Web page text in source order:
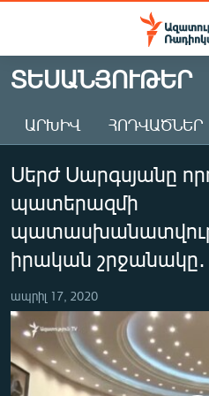
Մատչելիության
Անցնել
հիմնական
Անցնել
հիմնական
մենյուին
ԱԶԱՏՈՒԹՅՈՒՆ TV
ՀԱՅԱՍՏԱՆ
ԸՆՏՐՈՒԹՅՈՒՆՆԵՐ 2026
ԻՐԱՎՈՒՆՔ
ՀԱՍԱՐԱԿՈՒԹՅՈՒՆ
ՂԱՐԱԲԱՂ
ՊԱՏԵՐԱԶՄԻ 6 ՇԱԲԱԹՆԵՐԸ
ՏԱՐԱԾԱՇՐՋԱՆ
ՏԵՍԱՆՅՈՒԹԵՐ
ԱՐԽԻՎ ՀՈԴՎԱԾՆԵՐ
Սերժ Սարգսյանը
պատերազմի
իրական շրջանակը․
ապրիլ 17, 2020